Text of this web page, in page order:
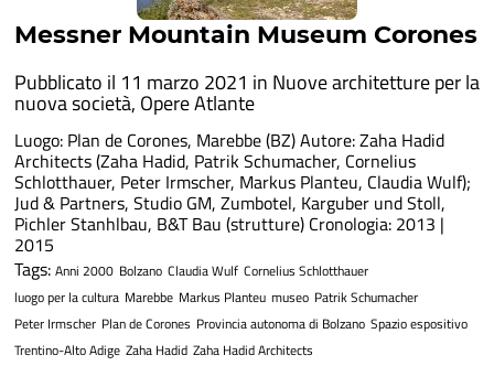
Messner Mountain Museum Corones
Pubblicato il 11 marzo 2021 in Nuove architetture per la
nuova società, Opere Atlante
Luogo: Plan de Corones, Marebbe (BZ) Autore: Zaha Hadid
Architects (Zaha Hadid, Patrik Schumacher, Cornelius
Schlotthauer, Peter Irmscher, Markus Planteu, Claudia Wulf);
Jud & Partners, Studio GM, Zumbotel, Karguber und Stoll,
Pichler Stanhlbau, B&T Bau (strutture) Cronologia: 2013 |
2015
Tags: Anni 2000 Bolzano Claudia Wulf Cornelius Schlotthauer
luogo per la cultura Marebbe Markus Planteu museo Patrik Schumacher
Peter Irmscher Plan de Corones Provincia autonoma di Bolzano Spazio espositivo
Trentino-Alto Adige Zaha Hadid Zaha Hadid Architects